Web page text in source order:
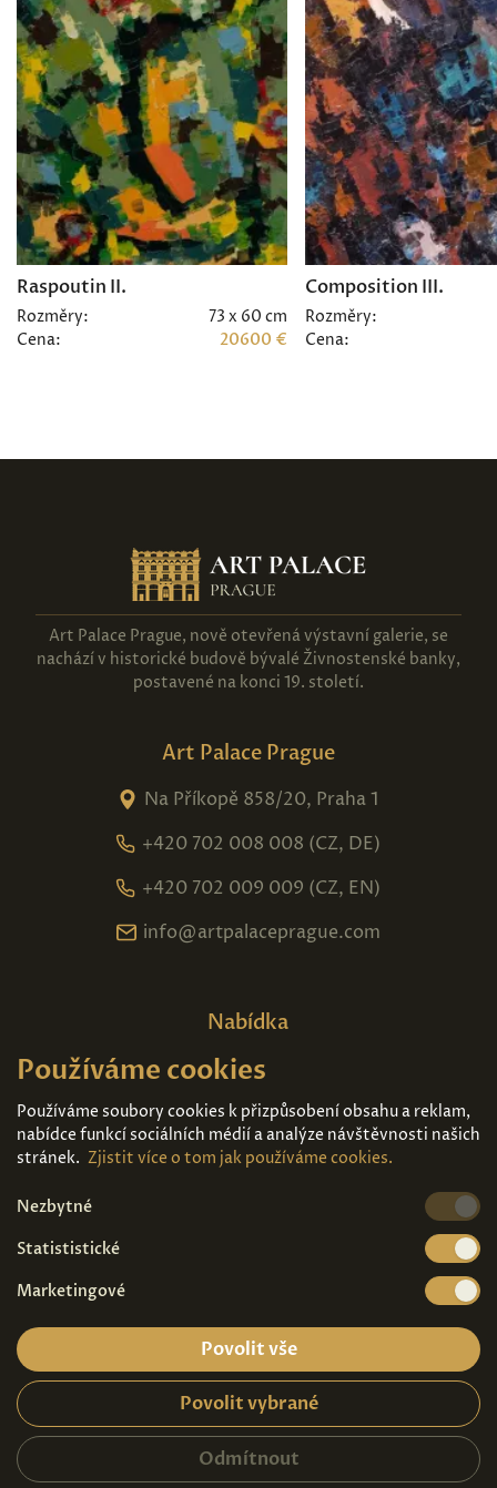
Raspoutin II.
Rozměry:
73 x 60 cm
Cena:
20600 €
Composition III.
Rozměry:
Cena:
Art Palace Prague, nově otevřená výstavní galerie, se
nachází v historické budově bývalé Živnostenské banky,
postavené na konci 19. století.
Art Palace Prague
Na Příkopě 858/20, Praha 1
+420 702 008 008 (CZ, DE)
+420 702 009 009 (CZ, EN)
info@artpalaceprague.com
Nabídka
Domů
Expozice
Kontakt
Díla k prodeji
Vstupenky
2026© Copyright - Art Palace Prague s.r.o.
Ochrana osobních údajů|Návštěvní řád
Používáme cookies
Používáme soubory cookies k přizpůsobení obsahu a reklam,
nabídce funkcí sociálních médií a analýze návštěvnosti našich
stránek. Zjistit více o tom jak používáme cookies.
Nezbytné
Statististické
Marketingové
Povolit vše
Povolit vybrané
Odmítnout